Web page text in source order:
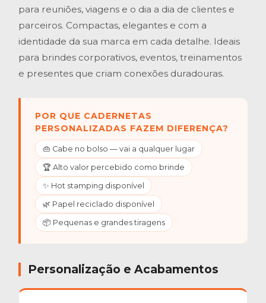
para reuniões, viagens e o dia a dia de clientes e
parceiros. Compactas, elegantes e com a
identidade da sua marca em cada detalhe. Ideais
para brindes corporativos, eventos, treinamentos
e presentes que criam conexões duradouras.
POR QUE CADERNETAS
PERSONALIZADAS FAZEM DIFERENÇA?
👜 Cabe no bolso — vai a qualquer lugar
🏆 Alto valor percebido como brinde
✨ Hot stamping disponível
🌿 Papel reciclado disponível
📦 Pequenas e grandes tiragens
Personalização e Acabamentos